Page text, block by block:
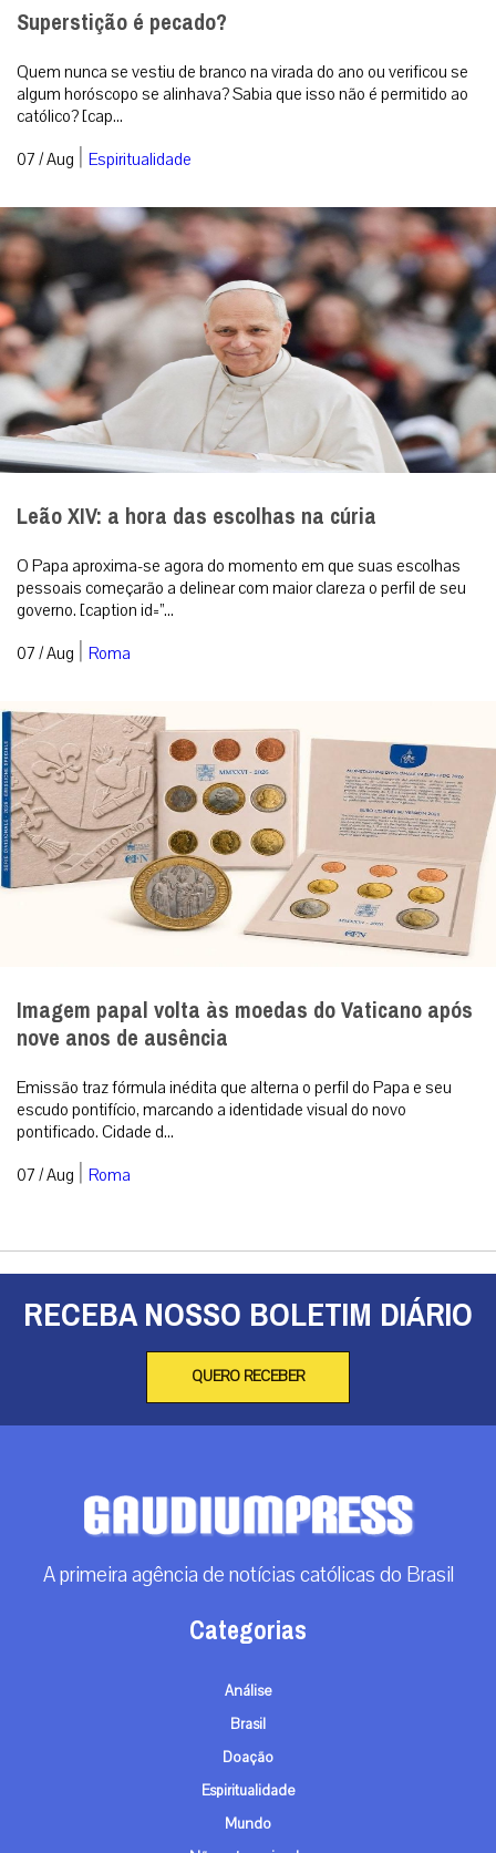
Superstição é pecado?
Quem nunca se vestiu de branco na virada do ano ou verificou se
algum horóscopo se alinhava? Sabia que isso não é permitido ao
católico? [cap...
07 / Aug | Espiritualidade
Leão XIV: a hora das escolhas na cúria
O Papa aproxima-se agora do momento em que suas escolhas
pessoais começarão a delinear com maior clareza o perfil de seu
governo. [caption id=”...
07 / Aug | Roma
Imagem papal volta às moedas do Vaticano após
nove anos de ausência
Emissão traz fórmula inédita que alterna o perfil do Papa e seu
escudo pontifício, marcando a identidade visual do novo
pontificado. Cidade d...
07 / Aug | Roma
RECEBA NOSSO BOLETIM DIÁRIO
QUERO RECEBER
A primeira agência de notícias católicas do Brasil
Categorias
Análise
Brasil
Doação
Espiritualidade
Mundo